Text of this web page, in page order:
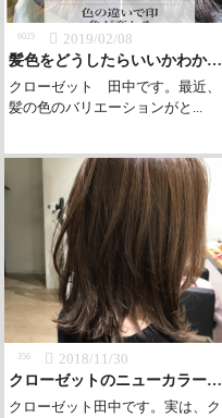
6025 2019/02/08
髪色をどうしたらいいかわからない人に
クローゼット 田中です。最近、
髪の色のバリエーションがと...
356 2018/11/30
クローゼットのニューカラーシステム！
クローゼット田中です。実は、ク